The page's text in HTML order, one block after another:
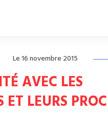
QUI SOMMES-NOUS ?
MEMBRES
Le 16 novembre 2015
AVEC LES
LEURS